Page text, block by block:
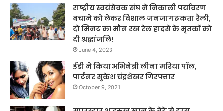
राष्ट्रीय स्वयंसेवक संघ ने निकाली पर्यावरण
बचाने को लेकर विशाल जनजागरूकता रैली,
दो मिनट का मौन रख रेल हादसे के मृतकों को
दी श्रद्धांजलि!
June 4, 2023
ईडी ने किया अभिनेत्री लीना मरिया पॉल,
पार्टनर सुकेश चंद्रशेखर गिरफ्तार
October 9, 2021